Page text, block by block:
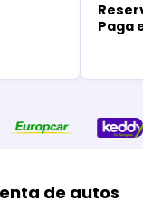
Paga
de autos